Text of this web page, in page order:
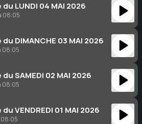
LUNDI 04 MAI 2026
08:05
DIMANCHE 03 MAI 2026
08:05
SAMEDI 02 MAI 2026
08:05
VENDREDI 01 MAI 2026